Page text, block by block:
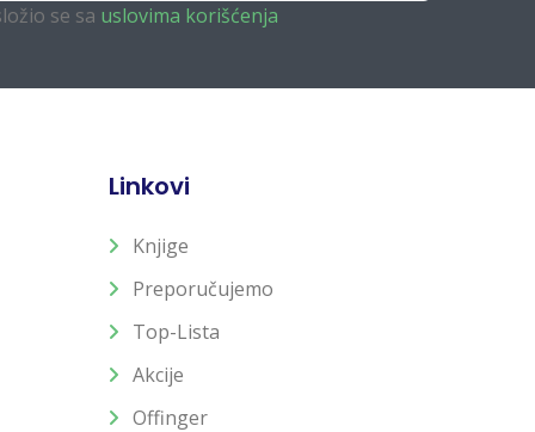
se sa uslovima korišćenja
Linkovi
Knjige
Preporučujemo
Top-Lista
Akcije
Offinger